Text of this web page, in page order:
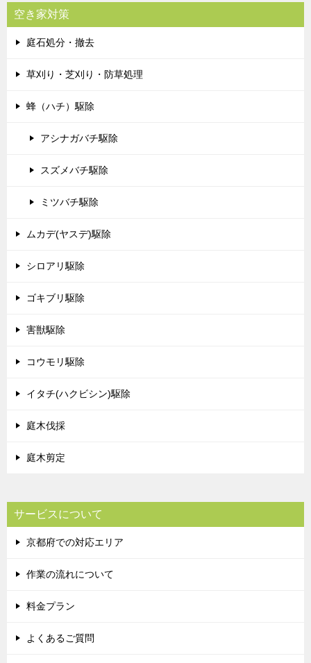
空き家対策
庭石処分・撤去
草刈り・芝刈り・防草処理
蜂（ハチ）駆除
アシナガバチ駆除
スズメバチ駆除
ミツバチ駆除
ムカデ(ヤスデ)駆除
シロアリ駆除
ゴキブリ駆除
害獣駆除
コウモリ駆除
イタチ(ハクビシン)駆除
庭木伐採
庭木剪定
サービスについて
京都府での対応エリア
作業の流れについて
料金プラン
よくあるご質問